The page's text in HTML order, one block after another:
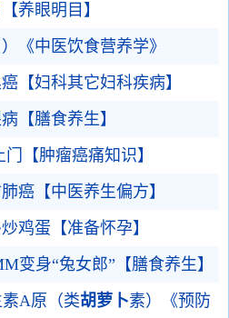
养眼明目】
《中医饮食营养学》
【妇科其它妇科疾病】
【膳食养生】
【肿瘤癌痛知识】
癌【中医养生偏方】
炒鸡蛋【准备怀孕】
变身“兔女郎”【膳食养生】
A原（类胡萝卜素）《预防